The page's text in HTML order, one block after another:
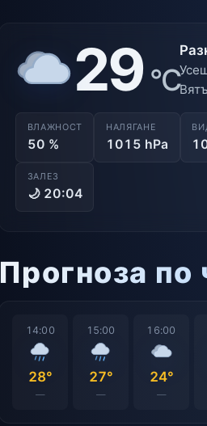
29 °C
ВЛАЖНОСТ
50 %
НАЛЯГАНЕ
1015 hPa
ЗАЛЕЗ
🌙 20:04
Прогноза
14:00
28°
—
15:00
27°
—
16:00
24°
—